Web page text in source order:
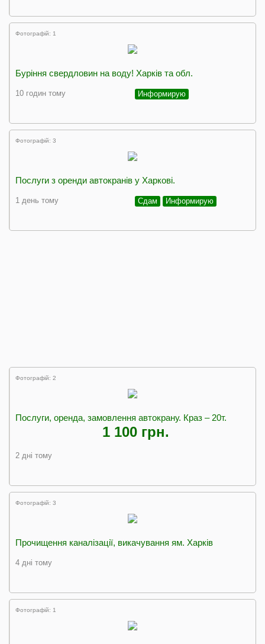
Фотографій: 1
Буріння свердловин на воду! Харків та обл.
10 годин тому Информирую
Фотографій: 3
Послуги з оренди автокранів у Харкові.
1 день тому Сдам Информирую
Фотографій: 2
Послуги, оренда, замовлення автокрану. Краз – 20т.
1 100 грн.
2 дні тому
Фотографій: 3
Прочищення каналізації, викачування ям. Харків
4 дні тому
Фотографій: 1